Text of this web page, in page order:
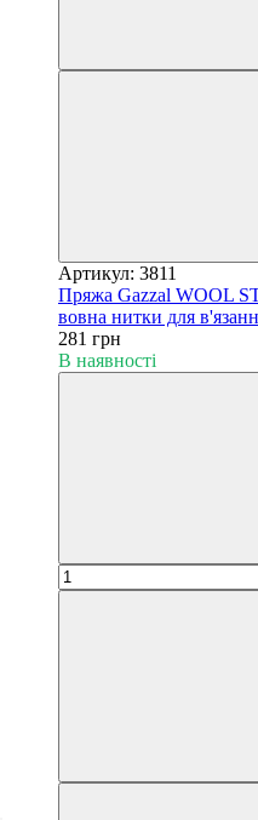
Артикул: 3811
Пряжа Gazzal WOOL
вовна нитки для
281 грн
В наявності